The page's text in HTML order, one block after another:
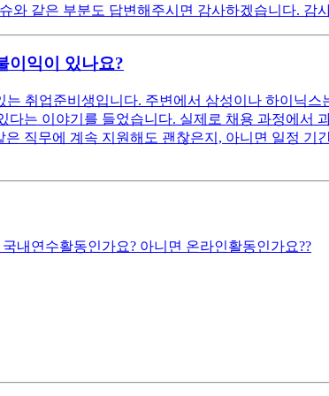
와 같은 부분도 답변해주시면 감사하겠습니다. 감
이익이 있나요?
취업준비생입니다. 주변에서 삼성이나 하이닉
는 이야기를 들었습니다. 실제로 채용 과정에서
직무에 계속 지원해도 괜찮은지, 아니면 일정
내연수활동인가요? 아니면 온라인활동인가요??